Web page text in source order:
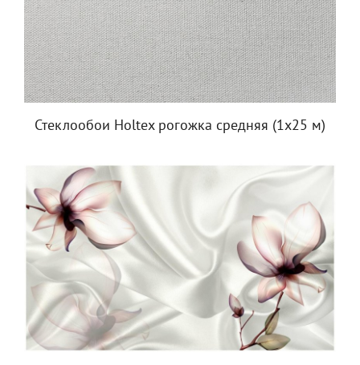
Стеклообои Holtex рогожка средняя (1х25 м)